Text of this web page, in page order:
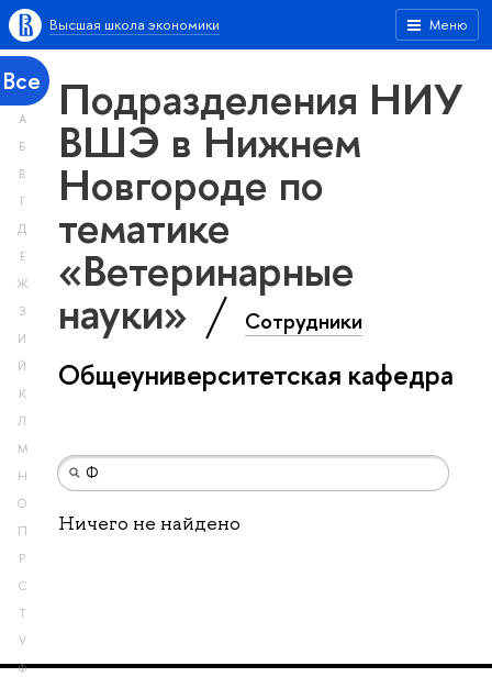
Меню
Высшая школа экономики
Все
А
Б
В
Г
Д
Е
Ж
З
И
Й
К
Л
М
Н
О
П
Р
С
Т
У
Ф
Подразделения НИУ
ВШЭ в Нижнем
Новгороде по
тематике
«Ветеринарные
науки» Сотрудники
Общеуниверситетская кафедра
Ничего не найдено